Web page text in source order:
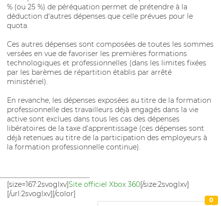
% (ou 25 %) de péréquation permet de prétendre à la
déduction d'autres dépenses que celle prévues pour le
quota.
Ces autres dépenses sont composées de toutes les sommes
versées en vue de favoriser les premières formations
technologiques et professionnelles (dans les limites fixées
par les barèmes de répartition établis par arrêté
ministériel).
En revanche, les dépenses exposées au titre de la formation
professionnelle des travailleurs déjà engagés dans la vie
active sont exclues dans tous les cas des dépenses
libératoires de la taxe d'apprentissage (ces dépenses sont
déjà retenues au titre de la participation des employeurs à
la formation professionnelle continue).
[size=167:2svoglxv]Site officiel Xbox 360[/size:2svoglxv]
[/url:2svoglxv][/color]
0